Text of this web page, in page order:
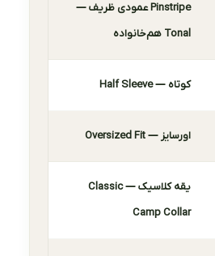
Pinstripe عمودی ظریف —
Tonal هم‌خانواده
کوتاه — Half Sleeve
اورسایز — Oversized Fit
یقه کلاسیک — Classic
Camp Collar